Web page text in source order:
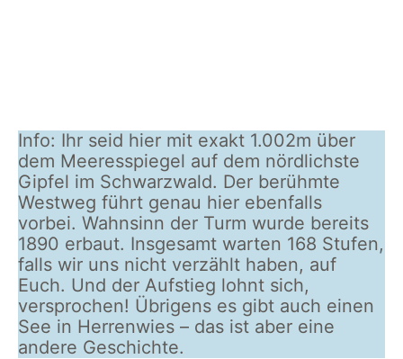
Info: Ihr seid hier mit exakt 1.002m über
dem Meeresspiegel auf dem nördlichste
Gipfel im Schwarzwald. Der berühmte
Westweg führt genau hier ebenfalls
vorbei. Wahnsinn der Turm wurde bereits
1890 erbaut. Insgesamt warten 168 Stufen,
falls wir uns nicht verzählt haben, auf
Euch. Und der Aufstieg lohnt sich,
versprochen! Übrigens es gibt auch einen
See in Herrenwies – das ist aber eine
andere Geschichte.